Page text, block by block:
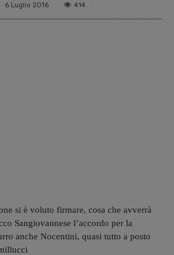
6 Luglio 2016 414
si è voluto firmare, cosa che avverrà
Sangiovannese l’accordo per la
anche Nocentini, quasi tutto a posto